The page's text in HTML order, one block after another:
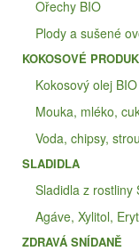
Ořechy BIO
Plody a sušené
KOKOSOVÉ
Kokosový olej BIO
Mouka, mléko,
Voda, chipsy,
SLADIDLA
Sladidla z rostliny
Agáve, Xylitol,
ZDRAVÁ SNÍDANĚ